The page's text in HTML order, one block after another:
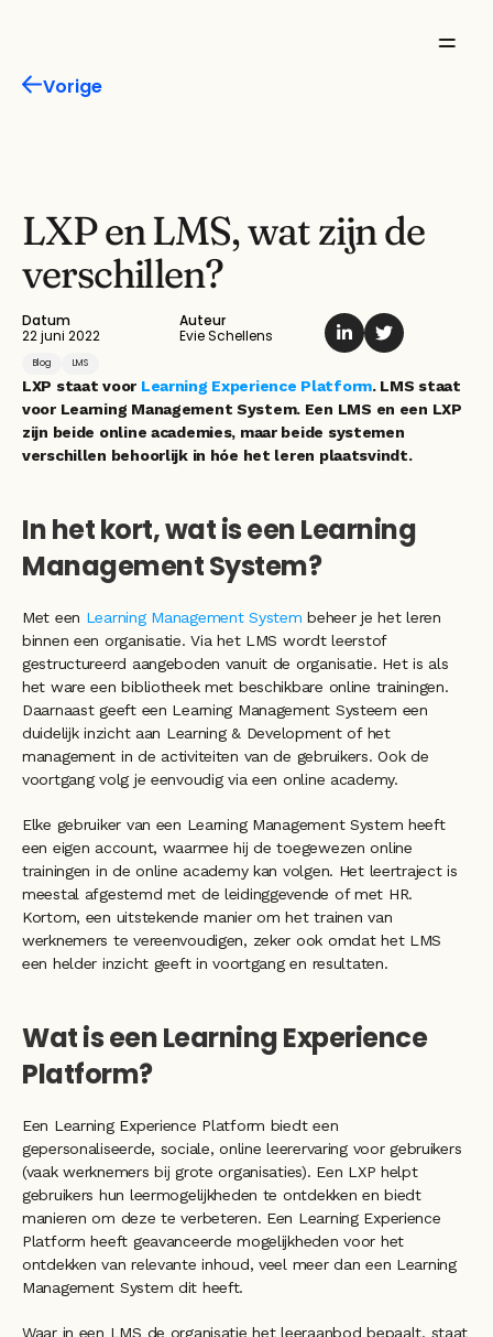
Vorige
Datum
22 juni 2022
Auteur
Evie Schellens
Blog LMS
LXP en LMS, wat zijn de
verschillen?
LXP staat voor Learning Experience Platform. LMS staat
voor Learning Management System. Een LMS en een LXP
zijn beide online academies, maar beide systemen
verschillen behoorlijk in hóe het leren plaatsvindt.
In het kort, wat is een Learning
Management System?
Met een Learning Management System beheer je het leren
binnen een organisatie. Via het LMS wordt leerstof
gestructureerd aangeboden vanuit de organisatie. Het is als
het ware een bibliotheek met beschikbare online trainingen.
Daarnaast geeft een Learning Management Systeem een
duidelijk inzicht aan Learning & Development of het
management in de activiteiten van de gebruikers. Ook de
voortgang volg je eenvoudig via een online academy.
Elke gebruiker van een Learning Management System heeft
een eigen account, waarmee hij de toegewezen online
trainingen in de online academy kan volgen. Het leertraject is
meestal afgestemd met de leidinggevende of met HR.
Kortom, een uitstekende manier om het trainen van
werknemers te vereenvoudigen, zeker ook omdat het LMS
een helder inzicht geeft in voortgang en resultaten.
Wat is een Learning Experience
Platform?
Een Learning Experience Platform biedt een
gepersonaliseerde, sociale, online leerervaring voor gebruikers
(vaak werknemers bij grote organisaties). Een LXP helpt
gebruikers hun leermogelijkheden te ontdekken en biedt
manieren om deze te verbeteren. Een Learning Experience
Platform heeft geavanceerde mogelijkheden voor het
ontdekken van relevante inhoud, veel meer dan een Learning
Management System dit heeft.
Waar in een LMS de organisatie het leeraanbod bepaalt, staat
Oplossingen
Inspiratie
Over ons
Missie